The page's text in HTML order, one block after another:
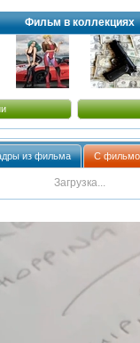
Фильм в коллекциях
из фильма С
Загрузка...